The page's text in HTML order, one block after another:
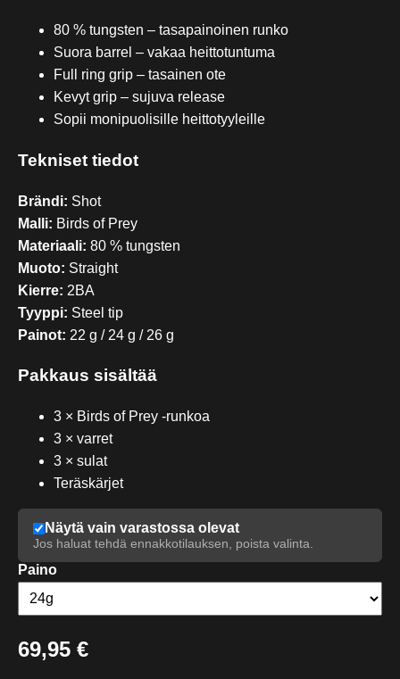
80 % tungsten – tasapainoinen runko
Suora barrel – vakaa heittotuntuma
Full ring grip – tasainen ote
Kevyt grip – sujuva release
Sopii monipuolisille heittotyyleille
Tekniset tiedot
Brändi: Shot
Malli: Birds of Prey
Materiaali: 80 % tungsten
Muoto: Straight
Kierre: 2BA
Tyyppi: Steel tip
Painot: 22 g / 24 g / 26 g
Pakkaus sisältää
3 × Birds of Prey -runkoa
3 × varret
3 × sulat
Teräskärjet
Näytä vain varastossa olevat
Jos haluat tehdä ennakkotilauksen, poista valinta.
Paino
69,95 €